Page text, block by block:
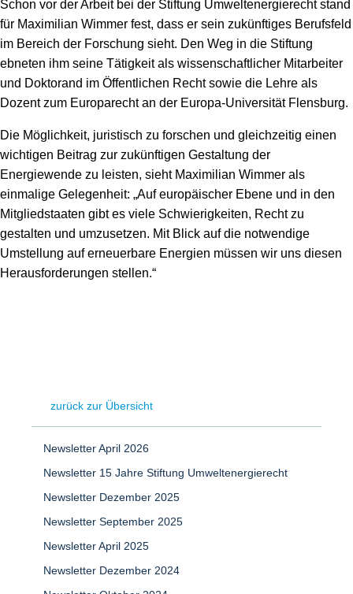
Schon vor der Arbeit bei der Stiftung Umweltenergierecht stand
für Maximilian Wimmer fest, dass er sein zukünftiges Berufsfeld
im Bereich der Forschung sieht. Den Weg in die Stiftung
ebneten ihm seine Tätigkeit als wissenschaftlicher Mitarbeiter
und Doktorand im Öffentlichen Recht sowie die Lehre als
Dozent zum Europarecht an der Europa-Universität Flensburg.
Die Möglichkeit, juristisch zu forschen und gleichzeitig einen
wichtigen Beitrag zur zukünftigen Gestaltung der
Energiewende zu leisten, sieht Maximilian Wimmer als
einmalige Gelegenheit: „Auf europäischer Ebene und in den
Mitgliedstaaten gibt es viele Schwierigkeiten, Recht zu
gestalten und umzusetzen. Mit Blick auf die notwendige
Umstellung auf erneuerbare Energien müssen wir uns diesen
Herausforderungen stellen.“
zurück zur Übersicht
Newsletter April 2026
Newsletter 15 Jahre Stiftung Umweltenergierecht
Newsletter Dezember 2025
Newsletter September 2025
Newsletter April 2025
Newsletter Dezember 2024